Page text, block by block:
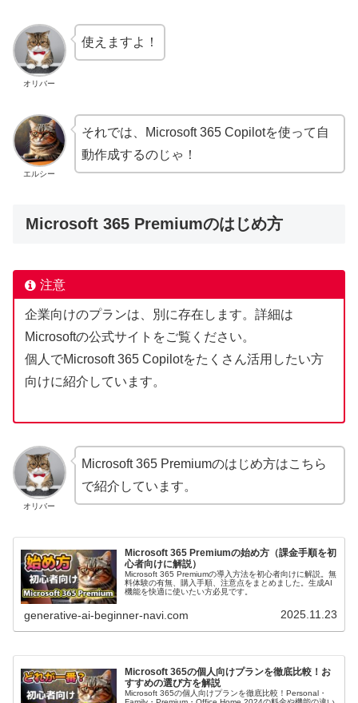
オリバー
使えますよ！
エルシー
それでは、Microsoft 365 Copilotを使って自
動作成するのじゃ！
Microsoft 365 Premiumのはじめ方
注意
企業向けのプランは、別に存在します。詳細は
Microsoftの公式サイトをご覧ください。
個人でMicrosoft 365 Copilotをたくさん活用したい方
向けに紹介しています。
オリバー
Microsoft 365 Premiumのはじめ方はこちら
で紹介しています。
Microsoft 365 Premiumの始め方（課金手順を初
心者向けに解説）
Microsoft 365 Premiumの導入方法を初心者向けに解説。無
料体験の有無、購入手順、注意点をまとめました。生成AI
機能を快適に使いたい方必見です。
generative-ai-beginner-navi.com 2025.11.23
Microsoft 365の個人向けプランを徹底比較！お
すすめの選び方を解説
Microsoft 365の個人向けプランを徹底比較！Personal・